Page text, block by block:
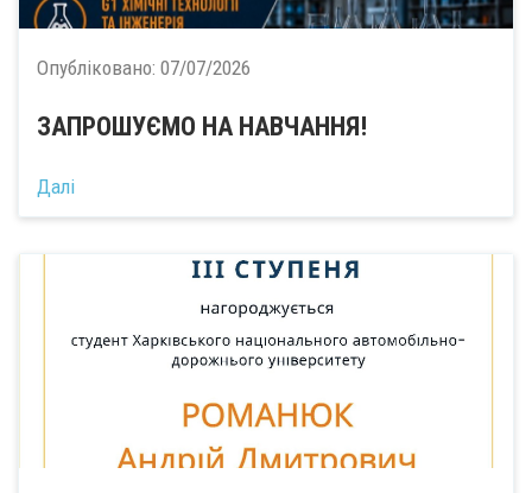
Опубліковано: 07/07/2026
ЗАПРОШУЄМО НА НАВЧАННЯ!
Далі